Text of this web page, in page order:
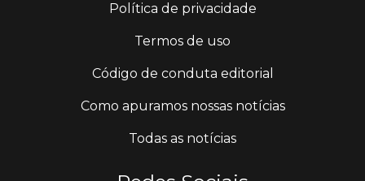
Política de privacidade
Termos de uso
Código de conduta editorial
Como apuramos nossas notícias
Todas as notícias